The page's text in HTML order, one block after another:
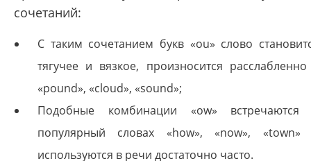
сочетаний:
С таким сочетанием букв «ou» слово
тягучее и вязкое, произносится
«pound», «cloud», «sound»;
Подобные комбинации «ow» встречаются
популярный словах «how», «now», «town»
используются в речи достаточно часто.